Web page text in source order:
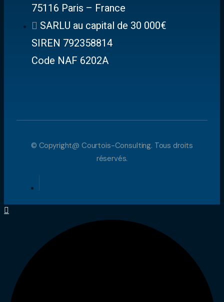
75116 Paris – France
SARLU au capital de 30 000€
SIREN 792358814
Code NAF 6202A
© Copyright@ Courtois-Consulting. Tous droits
réservés.